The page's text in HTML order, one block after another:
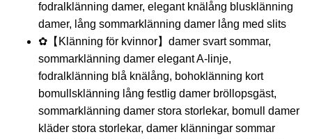
fodralklänning damer, elegant knälång blusklänning
damer, lång sommarklänning damer lång med slits
✿【Klänning för kvinnor】damer svart sommar,
sommarklänning damer elegant A-linje,
fodralklänning blå knälång, bohoklänning kort
bomullsklänning lång festlig damer bröllopsgäst,
sommarklänning damer stora storlekar, bomull damer
kläder stora storlekar, damer klänningar sommar